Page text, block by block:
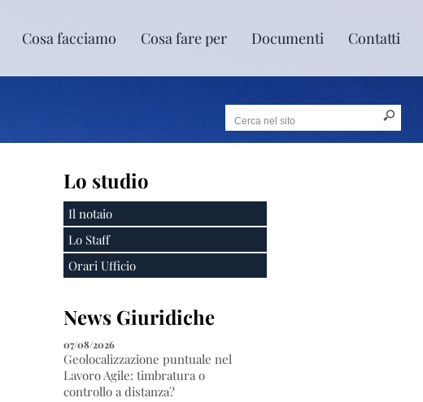
Cosa facciamo Cosa fare per Documenti Contatti
Lo studio
Il notaio
Lo Staff
Orari Ufficio
News Giuridiche
07/08/2026
Geolocalizzazione puntuale nel
Lavoro Agile: timbratura o
controllo a distanza?